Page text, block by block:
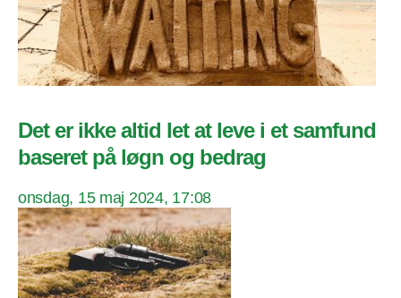
Det er ikke altid let at leve i et samfund
baseret på løgn og bedrag
onsdag, 15 maj 2024, 17:08